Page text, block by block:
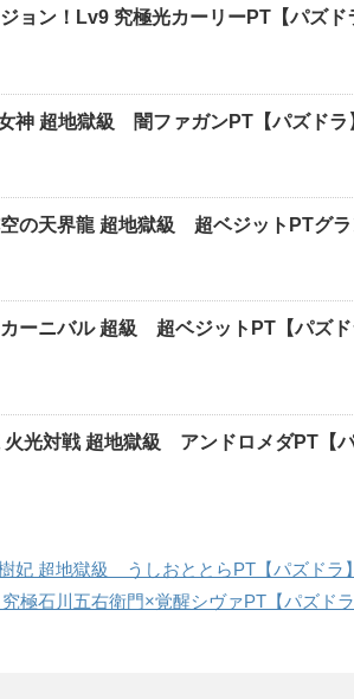
ョン！Lv9 究極光カーリーPT【パズド
神 超地獄級 闇ファガンPT【パズド
空の天界龍 超地獄級 超ベジットPTグ
ーニバル 超級 超ベジットPT【パズ
火光対戦 超地獄級 アンドロメダPT【
妃 超地獄級 うしおととらPT【パズドラ
極石川五右衛門×覚醒シヴァPT【パズド